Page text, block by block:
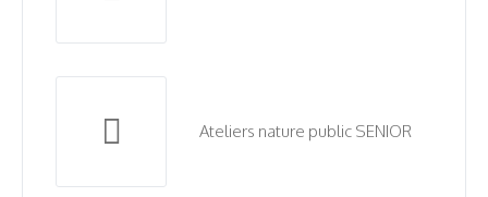
Ateliers nature public SENIOR